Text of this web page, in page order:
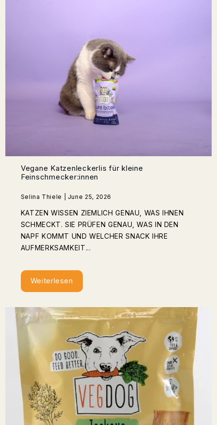
Vegane Katzenleckerlis für kleine
Feinschmecker:innen
Selina Thiele | June 25, 2026
KATZEN WISSEN ZIEMLICH GENAU, WAS IHNEN
SCHMECKT. SIE PRÜFEN GENAU, WAS IN DEN
NAPF KOMMT UND WELCHER SNACK IHRE
AUFMERKSAMKEIT...
Weiterlesen